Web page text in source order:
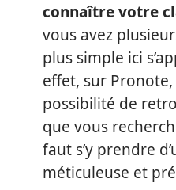
connaître votre
vous avez
plus simple ici
effet, sur Pronote,
possibilité de
que vous
faut s’y prendre
méticuleuse et